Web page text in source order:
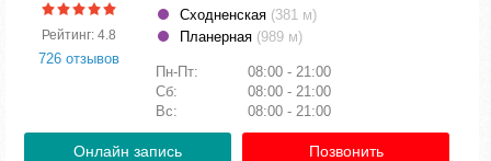
Рейтинг: 4.8
726 отзывов
Сходненская (381 м)
Планерная (989 м)
Пн-Пт:
08:00 - 21:00
Сб:
08:00 - 21:00
Вс:
08:00 - 21:00
Онлайн запись Позвонить